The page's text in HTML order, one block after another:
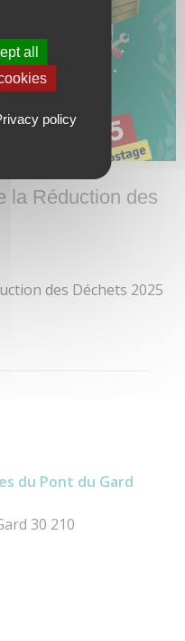
la Réduction des
des Déchets 2025
du Pont du Gard
30 210
all
policy